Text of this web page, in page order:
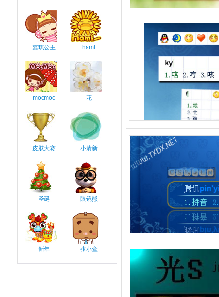
嘉琪公主 hami
mocmoc 花
皮肤大赛 小清新
圣诞 眼镜熊
新年 张小盒